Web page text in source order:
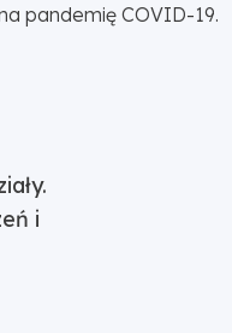
pandemię COVID-19.
i